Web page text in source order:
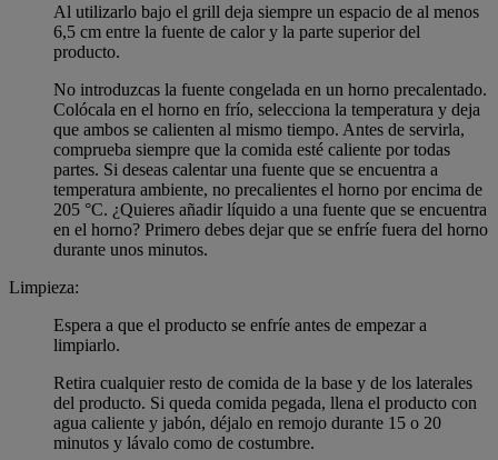
Al utilizarlo bajo el grill deja siempre un espacio de al menos
6,5 cm entre la fuente de calor y la parte superior del
producto.
No introduzcas la fuente congelada en un horno precalentado.
Colócala en el horno en frío, selecciona la temperatura y deja
que ambos se calienten al mismo tiempo. Antes de servirla,
comprueba siempre que la comida esté caliente por todas
partes. Si deseas calentar una fuente que se encuentra a
temperatura ambiente, no precalientes el horno por encima de
205 °C. ¿Quieres añadir líquido a una fuente que se encuentra
en el horno? Primero debes dejar que se enfríe fuera del horno
durante unos minutos.
Limpieza:
Espera a que el producto se enfríe antes de empezar a
limpiarlo.
Retira cualquier resto de comida de la base y de los laterales
del producto. Si queda comida pegada, llena el producto con
agua caliente y jabón, déjalo en remojo durante 15 o 20
minutos y lávalo como de costumbre.